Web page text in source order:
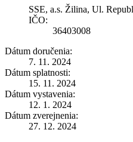
SSE, a.s. Žilina, Ul.
IČO:
36403008
Dátum doručenia:
7. 11. 2024
Dátum splatnosti:
15. 11. 2024
Dátum vystavenia:
12. 1. 2024
Dátum zverejnenia:
27. 12. 2024